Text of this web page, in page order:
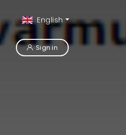
English
Sign in